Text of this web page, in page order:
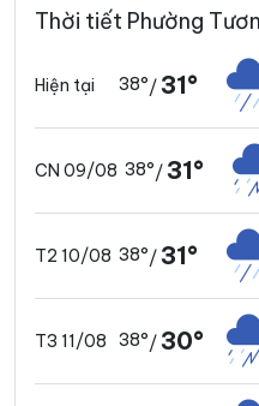
Thời tiết Phường
Hiện tại 38°/31°
CN 09/08 38°/31°
T2 10/08 38°/31°
T3 11/08 38°/30°